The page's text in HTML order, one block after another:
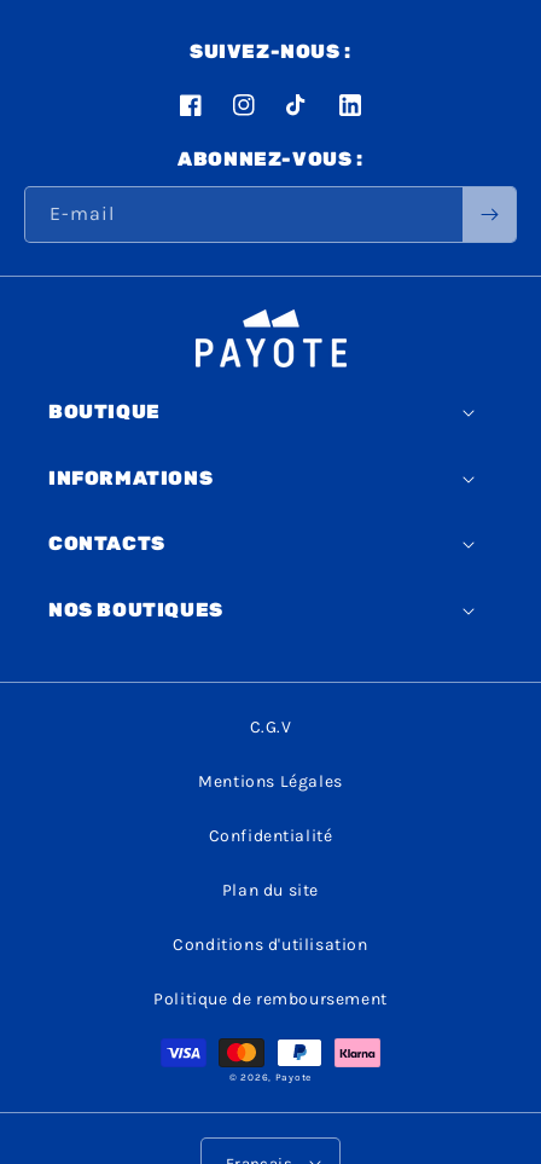
SUIVEZ-NOUS :
FacebookInstagramTikTok LinkedIn
ABONNEZ-VOUS :
E-mail
BOUTIQUE
INFORMATIONS
CONTACTS
NOS BOUTIQUES
C.G.V
Mentions Légales
Confidentialité
Plan du site
Conditions d'utilisation
Politique de remboursement
© 2026, Payote